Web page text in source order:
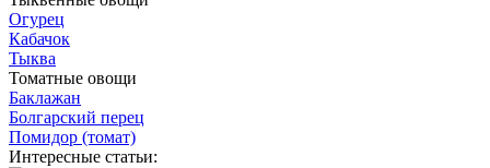
Огурец
Кабачок
Тыква
Томатные овощи
Баклажан
Болгарский перец
Помидор (томат)
Интересные статьи: